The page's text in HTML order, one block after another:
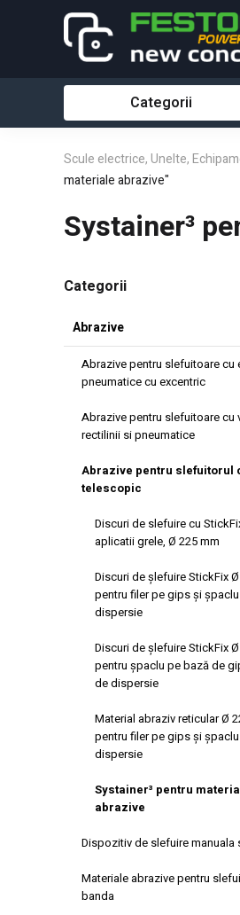
Categorii
Scule electrice, Unelte,
materiale abrazive"
Systainer³
Categorii
Abrazive
Abrazive pentru slefuitoare cu
pneumatice cu excentric
Abrazive pentru slefuitoare cu
rectilinii si pneumatice
Abrazive pentru slefuitorul
telescopic
Discuri de slefuire cu
aplicatii grele, Ø 225 mm
Discuri de şlefuire StickFix
pentru filer pe gips şi
dispersie
Discuri de şlefuire StickFix
pentru şpaclu pe bază de
de dispersie
Material abraziv reticular Ø
pentru filer pe gips şi
dispersie
Systainer³ pentru
abrazive
Dispozitiv de slefuire manuala
Materiale abrazive pentru
banda